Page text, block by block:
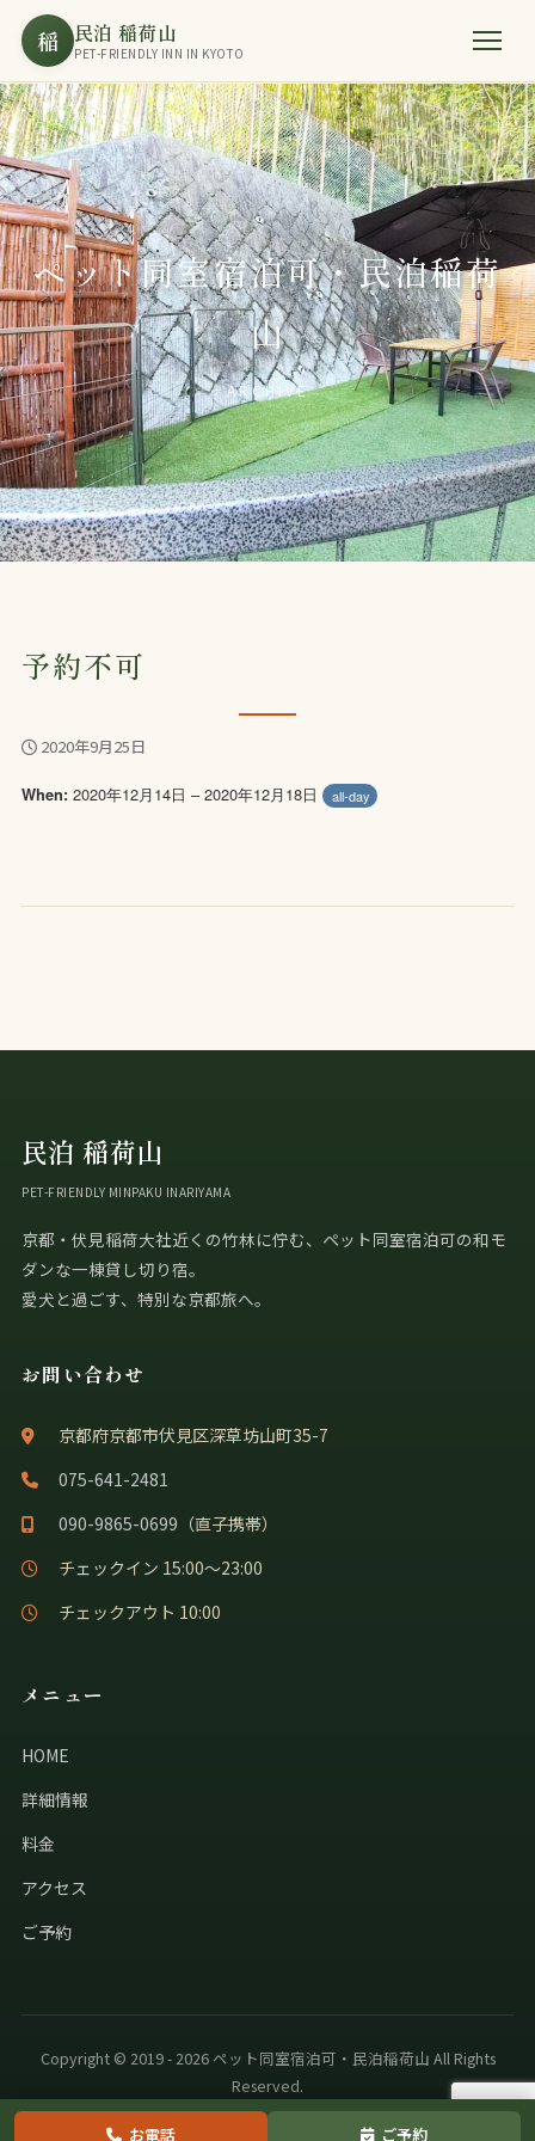
稲 民泊 稲荷山
PET-FRIENDLY INN IN KYOTO
ペット同室宿泊可・民泊稲荷
山
ARCHIVE
予約不可
2020年9月25日
When: 2020年12月14日 – 2020年12月18日 all-day
民泊 稲荷山
PET-FRIENDLY MINPAKU INARIYAMA
京都・伏見稲荷大社近くの竹林に佇む、ペット同室宿泊可の和モ
ダンな一棟貸し切り宿。
愛犬と過ごす、特別な京都旅へ。
お問い合わせ
京都府京都市伏見区深草坊山町35-7
075-641-2481
090-9865-0699 （直子携帯）
チェックイン 15:00〜23:00
チェックアウト 10:00
メニュー
HOME
詳細情報
料金
アクセス
ご予約
Copyright © 2019 - 2026 ペット同室宿泊可・民泊稲荷山 All Rights
Reserved.
お電話 ご予約